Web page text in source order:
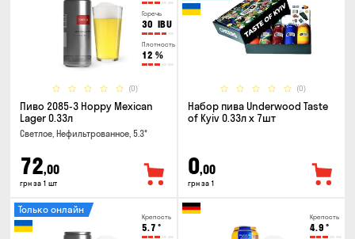
Горечь
30 IBU
Плотность
12 %
(0)
Пиво 2085-3 Hoppy Mexican
Lager 0.33л
Светлое, Нефильтрованное, 5.3°
72,00
грн за 1 шт
(0)
Набор пива Underwood Taste
of Kyiv 0.33л x 7шт
0,00
грн за 1
Крепость
5.7 °
Только онлайн
Крепость
4.9 °